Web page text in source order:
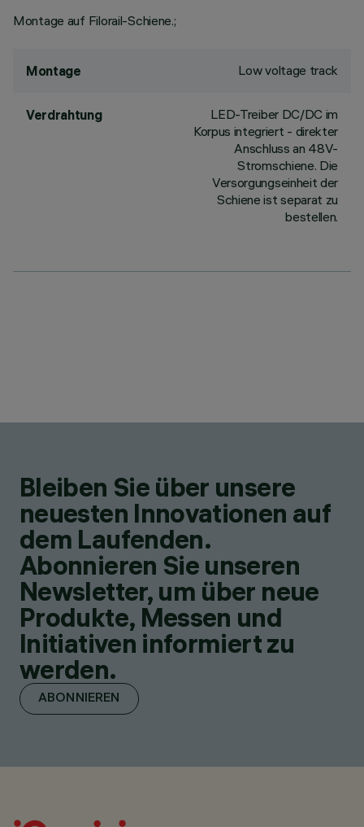
Montage auf Filorail-Schiene.;
Montage Low voltage track
Verdrahtung
LED-Treiber DC/DC im
Korpus integriert - direkter
Anschluss an 48V-
Stromschiene. Die
Versorgungseinheit der
Schiene ist separat zu
bestellen.
Bleiben Sie über unsere
neuesten Innovationen auf
dem Laufenden.
Abonnieren Sie unseren
Newsletter, um über neue
Produkte, Messen und
Initiativen informiert zu
werden.
ABONNIEREN